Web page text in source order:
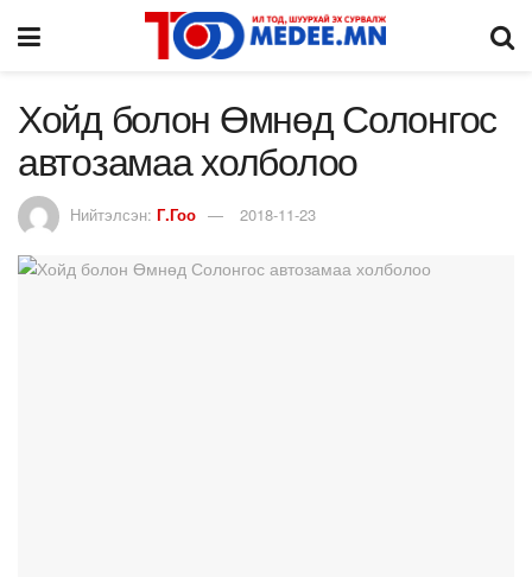
Хойд болон Өмнөд Солонгос
автозамаа холболоо
Нийтэлсэн: Г.Гоо 2018-11-23